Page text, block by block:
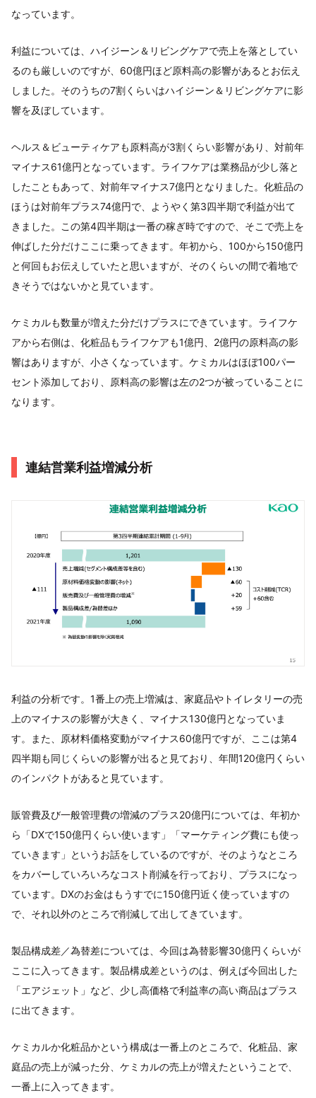
なっています。
利益については、ハイジーン＆リビングケアで売上を落としてい
るのも厳しいのですが、60億円ほど原料高の影響があるとお伝え
しました。そのうちの7割くらいはハイジーン＆リビングケアに影
響を及ぼしています。
ヘルス＆ビューティケアも原料高が3割くらい影響があり、対前年
マイナス61億円となっています。ライフケアは業務品が少し落と
したこともあって、対前年マイナス7億円となりました。化粧品の
ほうは対前年プラス74億円で、ようやく第3四半期で利益が出て
きました。この第4四半期は一番の稼ぎ時ですので、そこで売上を
伸ばした分だけここに乗ってきます。年初から、100から150億円
と何回もお伝えしていたと思いますが、そのくらいの間で着地で
きそうではないかと見ています。
ケミカルも数量が増えた分だけプラスにできています。ライフケ
アから右側は、化粧品もライフケアも1億円、2億円の原料高の影
響はありますが、小さくなっています。ケミカルはほぼ100パー
セント添加しており、原料高の影響は左の2つが被っていることに
なります。
連結営業利益増減分析
利益の分析です。1番上の売上増減は、家庭品やトイレタリーの売
上のマイナスの影響が大きく、マイナス130億円となっていま
す。また、原材料価格変動がマイナス60億円ですが、ここは第4
四半期も同じくらいの影響が出ると見ており、年間120億円くらい
のインパクトがあると見ています。
販管費及び一般管理費の増減のプラス20億円については、年初か
ら「DXで150億円くらい使います」「マーケティング費にも使っ
ていきます」というお話をしているのですが、そのようなところ
をカバーしていろいろなコスト削減を行っており、プラスになっ
ています。DXのお金はもうすでに150億円近く使っていますの
で、それ以外のところで削減して出してきています。
製品構成差／為替差については、今回は為替影響30億円くらいが
ここに入ってきます。製品構成差というのは、例えば今回出した
「エアジェット」など、少し高価格で利益率の高い商品はプラス
に出てきます。
ケミカルか化粧品かという構成は一番上のところで、化粧品、家
庭品の売上が減った分、ケミカルの売上が増えたということで、
一番上に入ってきます。